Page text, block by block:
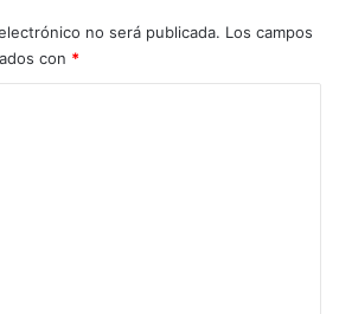
no será publicada. Los campos
con *